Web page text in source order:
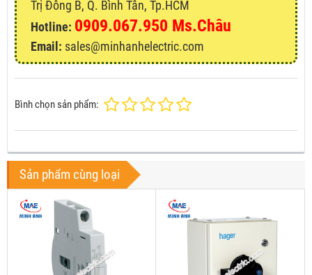
Trị Đông B, Q. Bình Tân, Tp.HCM
Hotline: 0909.067.950 Ms.Châu
Email: sales@minhanhelectric.com
Bình chọn sản phẩm:
Sản phẩm cùng loại